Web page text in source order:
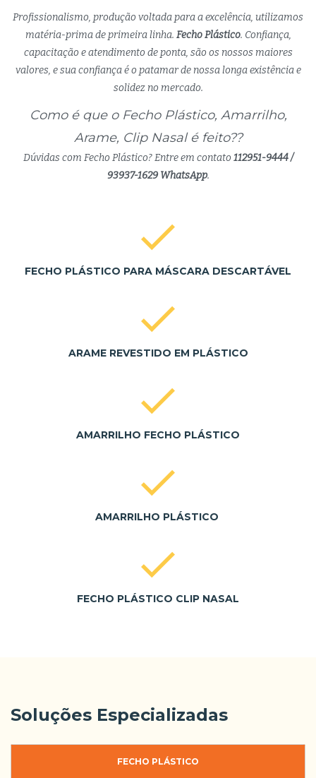
Profissionalismo, produção voltada para a excelência, utilizamos
matéria-prima de primeira linha. Fecho Plástico. Confiança,
capacitação e atendimento de ponta, são os nossos maiores
valores, e sua confiança é o patamar de nossa longa existência e
solidez no mercado.
Como é que o Fecho Plástico, Amarrilho,
Arame, Clip Nasal é feito??
Dúvidas com Fecho Plástico? Entre em contato 112951-9444 /
93937-1629 WhatsApp.
FECHO PLÁSTICO PARA MÁSCARA DESCARTÁVEL
ARAME REVESTIDO EM PLÁSTICO
AMARRILHO FECHO PLÁSTICO
AMARRILHO PLÁSTICO
FECHO PLÁSTICO CLIP NASAL
Soluções Especializadas
FECHO PLÁSTICO